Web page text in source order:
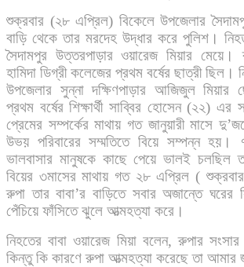
শুক্রবার (২৮ এপ্রিল) বিকেলে উপজেলার
বাড়ি থেকে তার মরদেহ উদ্ধার করে পুলিশ।
সৈদামপুর উত্তরপাড়ার ওয়ারেজ মিয়ার
হামিদা ডিগ্রী কলেজের প্রথম বর্ষের ছাত্রী ছিল।
উপজেলার সুন্না দক্ষিণপাড়ার আজিজুল
প্রথম বর্ষের শিক্ষার্থী সাব্বির হোসেন (২২) এর
প্রেমের সম্পর্কের মাথায় গত জানুয়ারী মাসে
উভয় পরিবারের সম্মতিতে বিয়ে সম্পন্ন হয়।
ভালবাসার মানুষকে কাছে পেয়ে ভালই চলছিল
বিয়ের ৩মাসের মাথায় গত ২৮ এপ্রিল (
রুপা তার বাবা’র বাড়িতে সবার অজান্তে ঘরের
পেঁচিয়ে ফাঁসিতে ঝুলে আত্মহত্যা করে।
নিহতের বাবা ওয়ারেজ মিয়া বলেন, রুপার
কিন্তু কি কারণে রুপা আত্মহত্যা করেছে তা আমার